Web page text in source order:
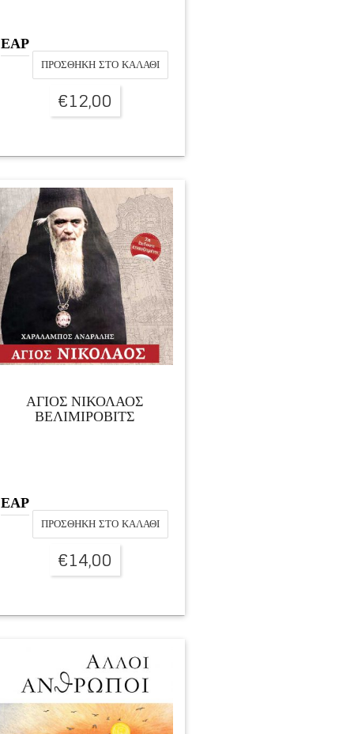
ΕΑΡ
ΠΡΟΣΘΉΚΗ ΣΤΟ ΚΑΛΆΘΙ
€12,00
ΑΓΙΟΣ ΝΙΚΟΛΑΟΣ
ΒΕΛΙΜΙΡΟΒΙΤΣ
ΕΑΡ
ΠΡΟΣΘΉΚΗ ΣΤΟ ΚΑΛΆΘΙ
€14,00